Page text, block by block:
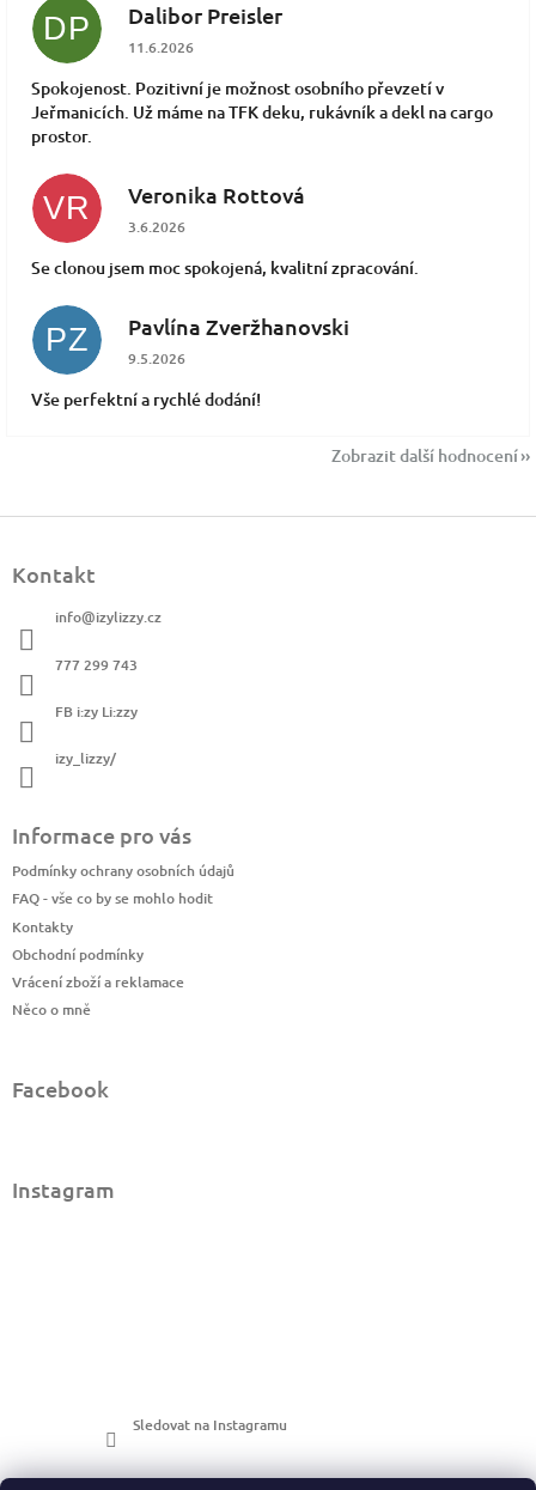
DP Dalibor Preisler
Hodnocení obchodu je 5 z 5 hvězdiček.
11.6.2026
Spokojenost. Pozitivní je možnost osobního převzetí v
Jeřmanicích. Už máme na TFK deku, rukávník a dekl na cargo
prostor.
VR Veronika Rottová
Hodnocení obchodu je 5 z 5 hvězdiček.
3.6.2026
Se clonou jsem moc spokojená, kvalitní zpracování.
PZ Pavlína Zveržhanovski
Hodnocení obchodu je 5 z 5 hvězdiček.
9.5.2026
Vše perfektní a rychlé dodání!
Zobrazit další hodnocení
Kontakt
info@izylizzy.cz
777 299 743
FB i:zy Li:zzy
izy_lizzy/
Informace pro vás
Podmínky ochrany osobních údajů
FAQ - vše co by se mohlo hodit
Kontakty
Obchodní podmínky
Vrácení zboží a reklamace
Něco o mně
Facebook
Instagram
Sledovat na Instagramu